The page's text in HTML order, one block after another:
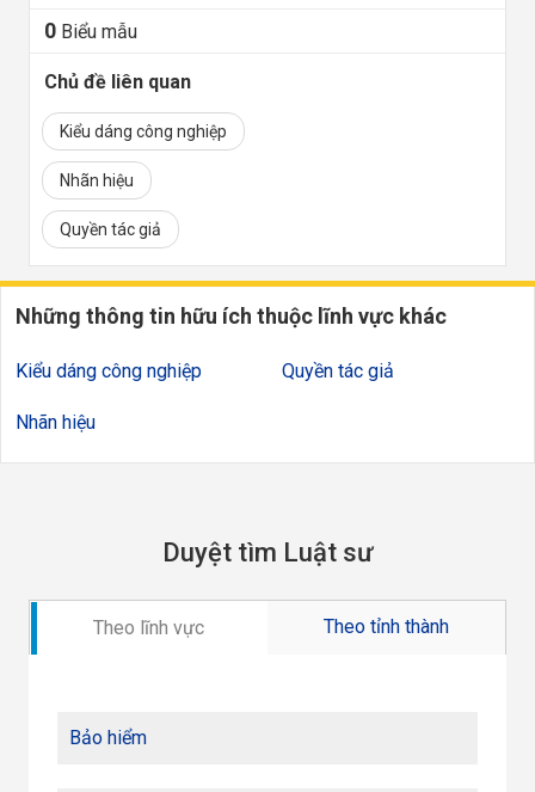
0 Biểu mẫu
Chủ đề liên quan
Kiểu dáng công nghiệp
Nhãn hiệu
Quyền tác giả
Những thông tin hữu ích thuộc lĩnh vực khác
Kiểu dáng công nghiệp
Nhãn hiệu
Quyền tác giả
Duyệt tìm Luật sư
Theo lĩnh vực Theo tỉnh thành
Bảo hiểm